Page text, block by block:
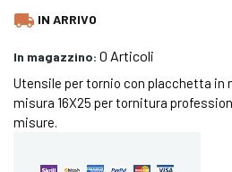
local_shipping IN ARRIVO
In magazzino: 0 Articoli
Utensile per tornio con placchetta in
misura 16X25 per tornitura
misure.